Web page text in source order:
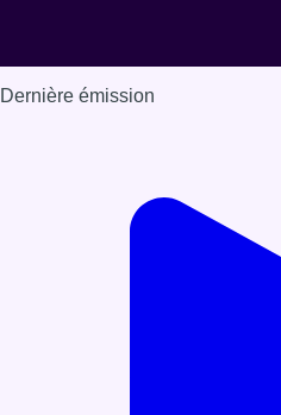
Dernière émission